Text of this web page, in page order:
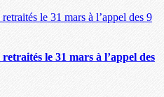
le 31 mars à l’appel des